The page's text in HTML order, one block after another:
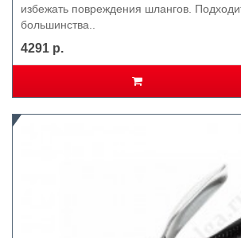
избежать повреждения шлангов.
большинства..
4291 р.